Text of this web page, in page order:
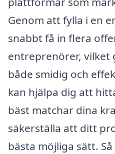
Genom att fylla i en
snabbt få in flera
entreprenörer, vilket
både smidig och
kan hjälpa dig att
bäst matchar dina
säkerställa att ditt
bästa möjliga sätt.